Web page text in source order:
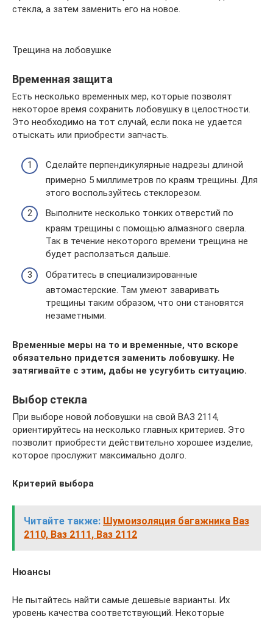
стекла, а затем заменить его на новое.
Трещина на лобовушке
Временная защита
Есть несколько временных мер, которые позволят
некоторое время сохранить лобовушку в целостности.
Это необходимо на тот случай, если пока не удается
отыскать или приобрести запчасть.
Сделайте перпендикулярные надрезы длиной
примерно 5 миллиметров по краям трещины. Для
этого воспользуйтесь стеклорезом.
Выполните несколько тонких отверстий по
краям трещины с помощью алмазного сверла.
Так в течение некоторого времени трещина не
будет расползаться дальше.
Обратитесь в специализированные
автомастерские. Там умеют заваривать
трещины таким образом, что они становятся
незаметными.
Временные меры на то и временные, что вскоре
обязательно придется заменить лобовушку. Не
затягивайте с этим, дабы не усугубить ситуацию.
Выбор стекла
При выборе новой лобовушки на свой ВАЗ 2114,
ориентируйтесь на несколько главных критериев. Это
позволит приобрести действительно хорошее изделие,
которое прослужит максимально долго.
Критерий выбора
Читайте также: Шумоизоляция багажника Ваз
2110, Ваз 2111, Ваз 2112
Нюансы
Не пытайтесь найти самые дешевые варианты. Их
уровень качества соответствующий. Некоторые